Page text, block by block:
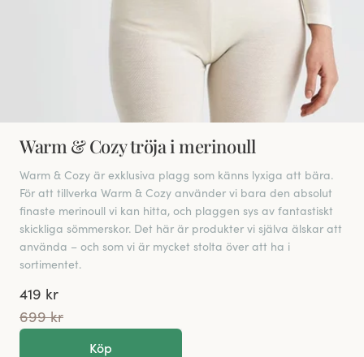
Warm & Cozy tröja i merinoull
Warm & Cozy är exklusiva plagg som känns lyxiga att bära.
För att tillverka Warm & Cozy använder vi bara den absolut
finaste merinoull vi kan hitta, och plaggen sys av fantastiskt
skickliga sömmerskor. Det här är produkter vi själva älskar att
använda – och som vi är mycket stolta över att ha i
sortimentet.
419 kr
699 kr
Köp